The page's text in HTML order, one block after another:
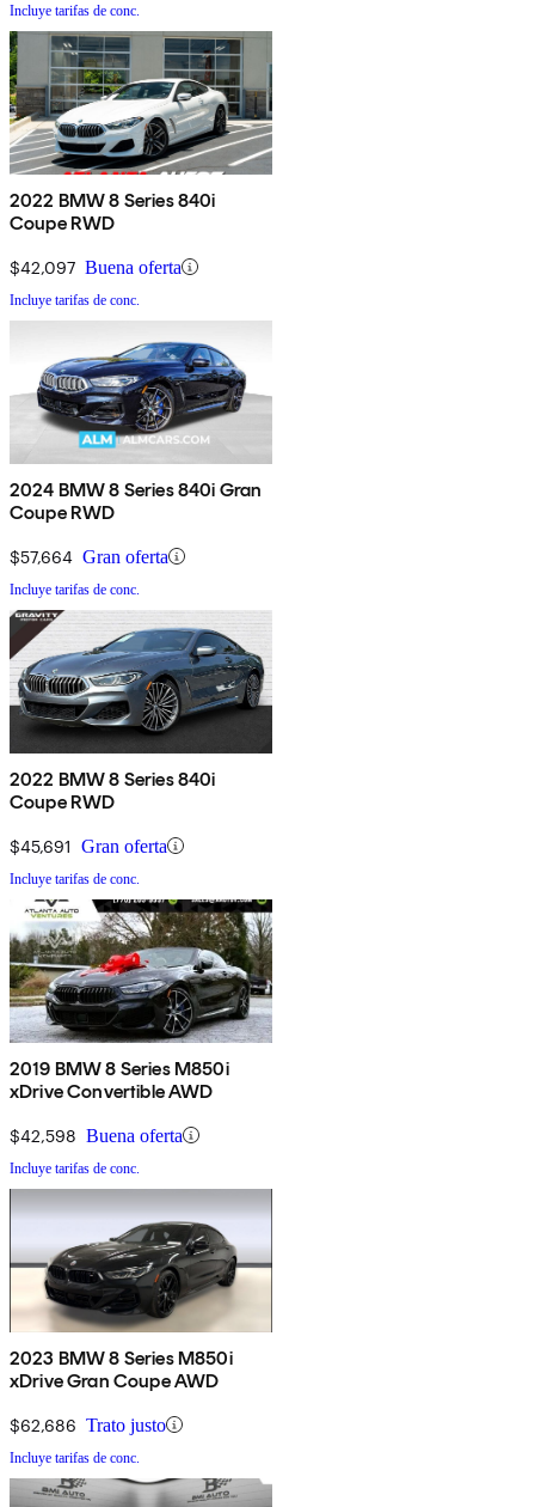
Incluye tarifas de conc.
2022 BMW 8 Series 840i
Coupe RWD
$42,097 Buena oferta
Incluye tarifas de conc.
2024 BMW 8 Series 840i Gran
Coupe RWD
$57,664 Gran oferta
Incluye tarifas de conc.
2022 BMW 8 Series 840i
Coupe RWD
$45,691 Gran oferta
Incluye tarifas de conc.
2019 BMW 8 Series M850i
xDrive Convertible AWD
$42,598 Buena oferta
Incluye tarifas de conc.
2023 BMW 8 Series M850i
xDrive Gran Coupe AWD
$62,686 Trato justo
Incluye tarifas de conc.